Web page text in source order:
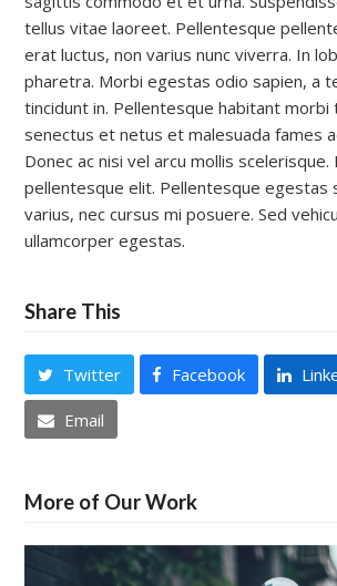
tellus vitae laoreet. Pellentesque
erat luctus, non varius nunc viverra. In
pharetra. Morbi egestas odio sapien, a
tincidunt in. Pellentesque habitant morbi
senectus et netus et malesuada fames
Donec ac nisi vel arcu mollis scelerisque.
pellentesque elit. Pellentesque egestas
varius, nec cursus mi posuere. Sed
ullamcorper egestas.
Share This
Twitter Facebook
Email
More of Our Work